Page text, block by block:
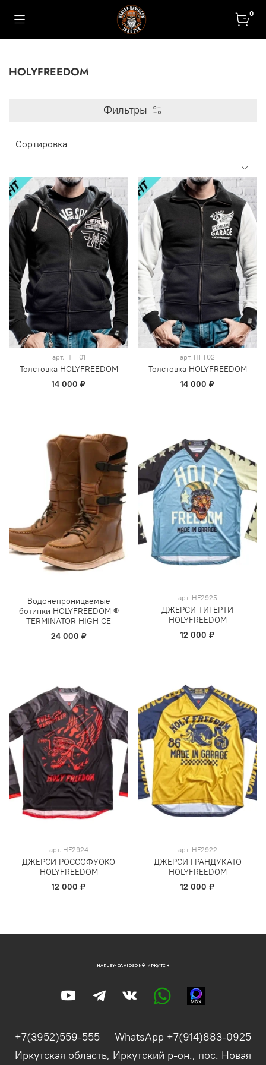
0
HOLYFREEDOM
Фильтры
арт. HFT01
Толстовка HOLYFREEDOM
14 000 ₽
арт. HFT02
Толстовка HOLYFREEDOM
14 000 ₽
Водонепроницаемые
ботинки HOLYFREEDOM ®
TERMINATOR HIGH CE
24 000 ₽
арт. HF2925
ДЖЕРСИ ТИГЕРТИ
HOLYFREEDOM
12 000 ₽
арт. HF2924
ДЖЕРСИ РОССОФУОКО
HOLYFREEDOM
12 000 ₽
арт. HF2922
ДЖЕРСИ ГРАНДУКАТО
HOLYFREEDOM
12 000 ₽
+7(3952)559-555
WhatsApp +7(914)883-0925
Иркутская область, Иркутский р-он., пос. Новая
HARLEY-DAVIDSON® ИРКУТСК